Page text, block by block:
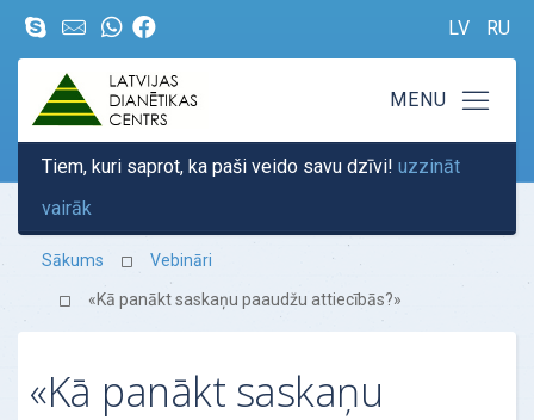
LV RU
Tiem, kuri saprot, ka paši veido savu dzīvi! uzzināt
vairāk
Sākums Vebināri
«Kā panākt saskaņu paaudžu attiecībās?»
«Kā panākt saskaņu